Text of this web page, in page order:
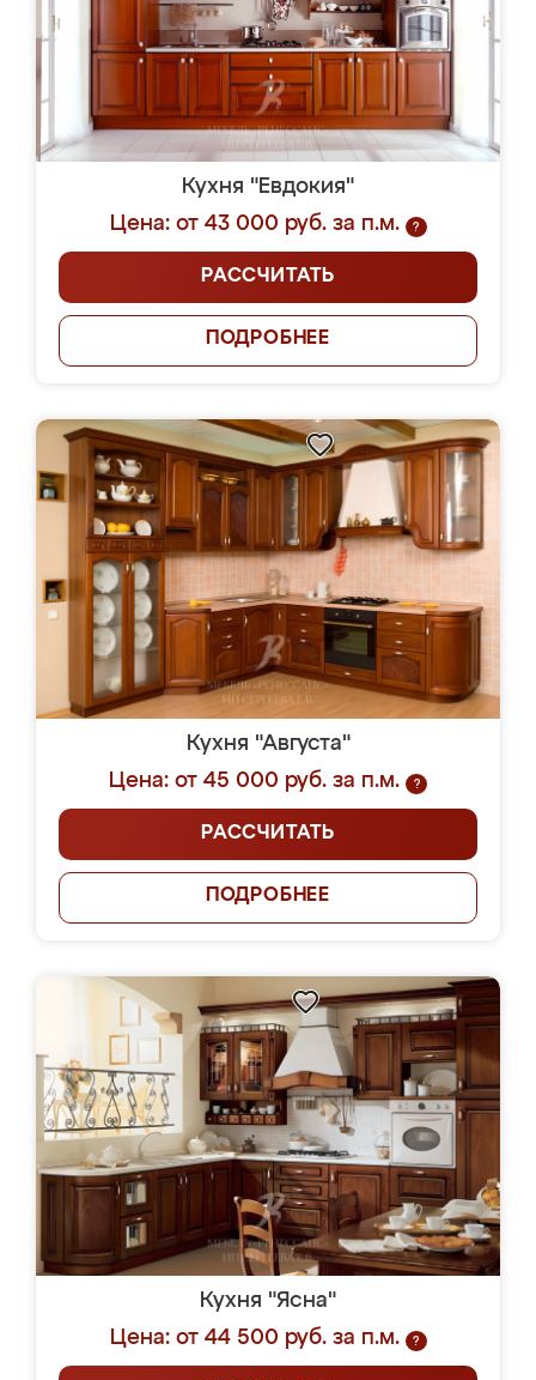
Кухня "Евдокия"
Цена: от 43 000 руб. за п.м.
?
РАССЧИТАТЬ
ПОДРОБНЕЕ
Кухня "Августа"
Цена: от 45 000 руб. за п.м.
?
РАССЧИТАТЬ
ПОДРОБНЕЕ
Кухня "Ясна"
Цена: от 44 500 руб. за п.м.
?